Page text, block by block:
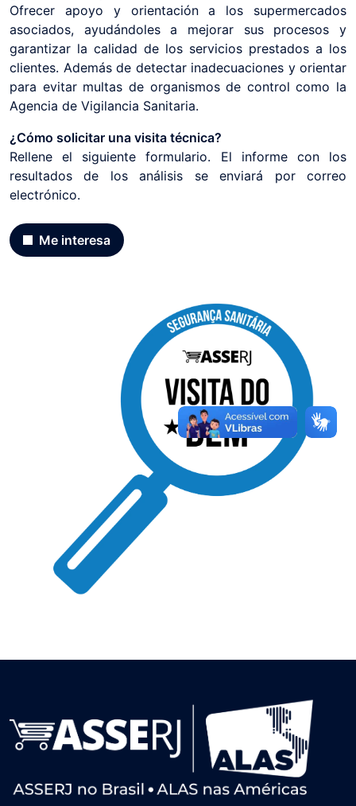
Ofrecer apoyo y orientación a los supermercados
asociados, ayudándoles a mejorar sus procesos y
garantizar la calidad de los servicios prestados a los
clientes. Además de detectar inadecuaciones y orientar
para evitar multas de organismos de control como la
Agencia de Vigilancia Sanitaria.
¿Cómo solicitar una visita técnica?
Rellene el siguiente formulario. El informe con los
resultados de los análisis se enviará por correo
electrónico.
Me interesa